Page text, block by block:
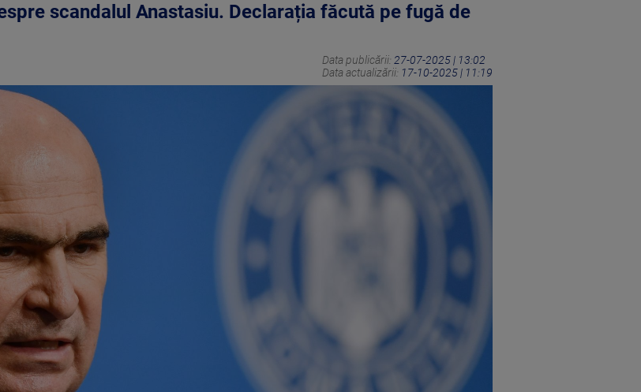
scandalul Anastasiu. Declarația făcută pe fugă de
Data publicării: 27-07-2025 | 13:02
Data actualizării: 17-10-2025 | 11:19